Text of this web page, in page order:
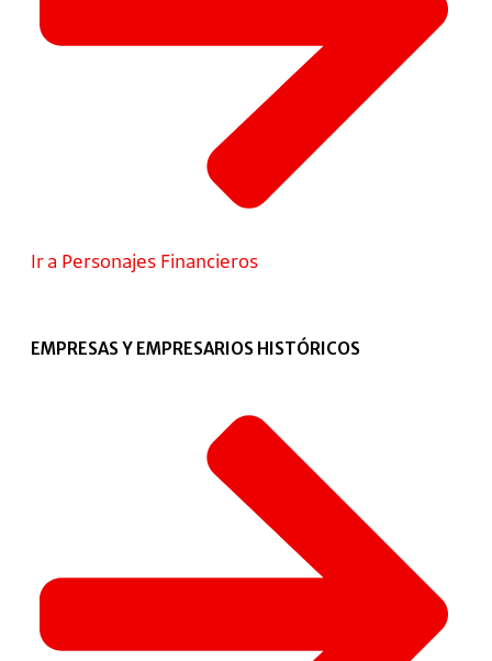
Ir a Personajes Financieros
EMPRESAS Y EMPRESARIOS HISTÓRICOS